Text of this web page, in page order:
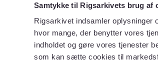
Samtykke til Rigsarkivets brug af
Rigsarkivet indsamler oplysninger
hvor mange, der benytter vores
indholdet og gøre vores tjenester
som kan sætte cookies til